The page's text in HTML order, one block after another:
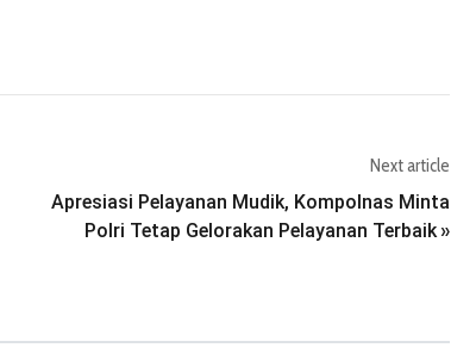
Next article
Apresiasi Pelayanan Mudik, Kompolnas Minta
Polri Tetap Gelorakan Pelayanan Terbaik»